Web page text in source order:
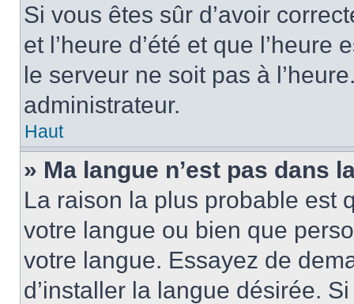
Si vous êtes sûr d’avoir
et l’heure d’été et que
le serveur ne soit pas à
administrateur.
Haut
» Ma langue n’est pas dans
La raison la plus probable est
votre langue ou bien que
votre langue. Essayez de
d’installer la langue désirée.